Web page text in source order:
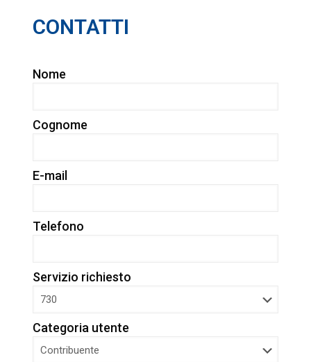
CONTATTI
Nome
Cognome
E-mail
Telefono
Servizio richiesto
Categoria utente